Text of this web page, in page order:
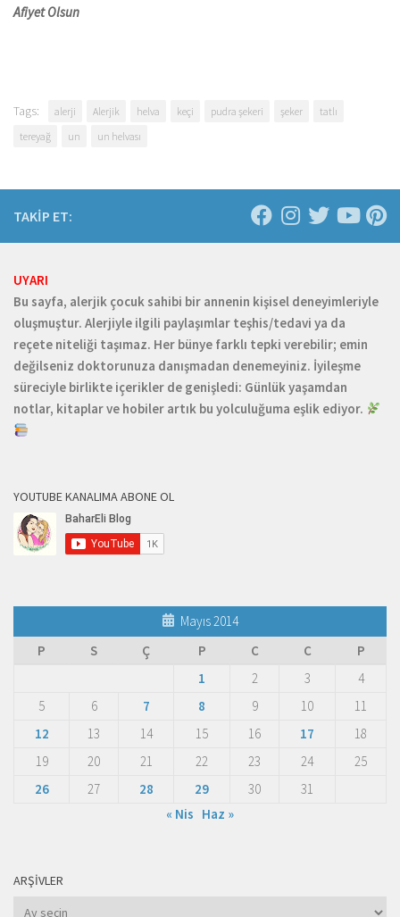
Afiyet Olsun
Tags: alerji Alerjik helva keçi pudra şekeri şeker
tatlı
tereyağ
un un helvası
TAKİP ET:
UYARI
Bu sayfa, alerjik çocuk sahibi bir annenin kişisel deneyimleriyle
oluşmuştur. Alerjiyle ilgili paylaşımlar teşhis/tedavi ya da
reçete niteliği taşımaz. Her bünye farklı tepki verebilir; emin
değilseniz doktorunuza danışmadan denemeyiniz. İyileşme
süreciyle birlikte içerikler de genişledi: Günlük yaşamdan
notlar, kitaplar ve hobiler artık bu yolculuğuma eşlik ediyor.
YOUTUBE KANALIMA ABONE OL
Mayıs 2014
P
S Ç P C C
P
1
2 3
4
5
6 7 8 9 10
11
12
13 14 15 16 17
18
19
20 21 22 23 24
25
26
27 28 29 30
31
« Nis Haz »
ARŞIVLER
Arşivler